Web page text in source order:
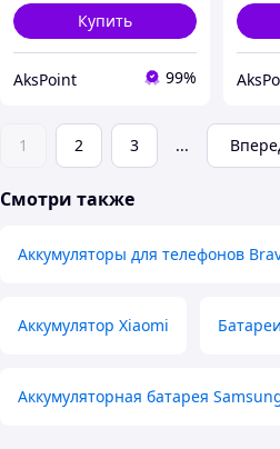
Купить
AksPoint 99%
1 2 3 ...
Смотри также
Аккумуляторы для телефонов
Аккумулятор Xiaomi
Аккумуляторная батарея